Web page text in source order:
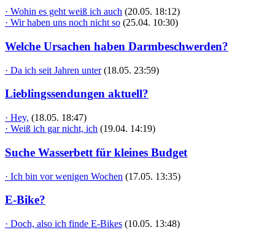
· Wohin es geht weiß ich auch (20.05. 18:12)
· Wir haben uns noch nicht so (25.04. 10:30)
Welche Ursachen haben Darmbeschwerden?
· Da ich seit Jahren unter (18.05. 23:59)
Lieblingssendungen aktuell?
· Hey, (18.05. 18:47)
· Weiß ich gar nicht, ich (19.04. 14:19)
Suche Wasserbett für kleines Budget
· Ich bin vor wenigen Wochen (17.05. 13:35)
E-Bike?
· Doch, also ich finde E-Bikes (10.05. 13:48)